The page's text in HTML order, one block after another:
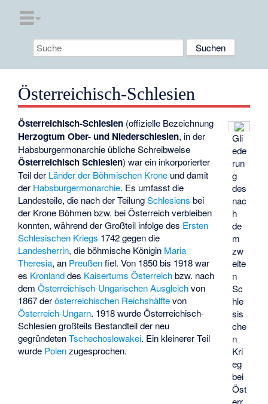
Österreichisch-Schlesien
Gli
ede
run
g
des
nac
h
de
m
zw
eite
n
Sc
hle
sis
che
n
Kri
eg
bei
Öst
err
Österreichisch-Schlesien (offizielle Bezeichnung
Herzogtum Ober- und Niederschlesien, in der
Habsburgermonarchie übliche Schreibweise
Österreichisch Schlesien) war ein inkorporierter
Teil der Länder der Böhmischen Krone und damit
der Habsburgermonarchie. Es umfasst die
Landesteile, die nach der TeilungSchlesiens bei
der Krone Böhmenbzw. bei Österreich verbleiben
konnten, während der Großteil infolge des Ersten
Schlesischen Kriegs 1742 gegen die
Landesherrin, die böhmische Königin Maria
Theresia, an Preußenfiel. Von 1850 bis 1918 war
es Kronlanddes Kaisertums Österreichbzw. nach
demÖsterreichisch-Ungarischen Ausgleichvon
1867 derösterreichischen Reichshälftevon
Österreich-Ungarn. 1918 wurde Österreichisch-
Schlesien großteils Bestandteil der neu
gegründetenTschechoslowakei. Ein kleinerer Teil
wurde Polenzugesprochen.